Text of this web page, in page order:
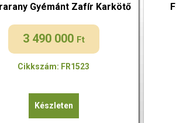
Gyémánt Zafír Karkötő
3 490 000 Ft
Cikkszám: FR1523
Készleten